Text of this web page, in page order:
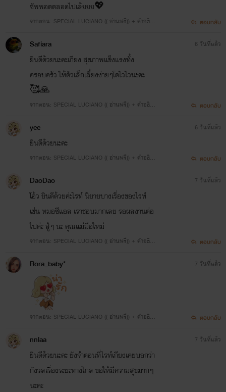
ซัพพอตตลอดไปเล้ยยย💖
จากตอน: SPECIAL LUCIANO (( อ่านฟรี)) + คำอธิบ
ตอบกลับ
Safiara
ยินดีด้วยนะคะเกียง สุขภาพแข็งแรงทั้ง
ครอบครัว ให้ตัวเล็กเลี้ยงง่ายๆโตไวไวนะคะ
🥰🙏
จากตอน: SPECIAL LUCIANO (( อ่านฟรี)) + คำอธิบ
6 วันที่แล้ว
ตอบกลับ
yee
ยินดีด้วยนะคะ
จากตอน: SPECIAL LUCIANO (( อ่านฟรี)) + คำอธิบ
6 วันที่แล้ว
ตอบกลับ
DaoDao
โอ้ว ยินดีด้วยค่ะไรท์ นิยายบางเรื่องของไรท์
เช่น หมอซีแอล เราชอบมากเลย รอผลงานต่อ
ไปค่ะ สู้ๆ นะ คุณแม่มือใหม่
จากตอน: SPECIAL LUCIANO (( อ่านฟรี)) + คำอธิบ
7 วันที่แล้ว
ตอบกลับ
Rora_baby*
จากตอน: SPECIAL LUCIANO (( อ่านฟรี)) + คำอธิบ
7 วันที่แล้ว
ตอบกลับ
nnlaa
ยินดีด้วยนะคะ ยังจำตอนที่ไรท์เกียงเคยบอกว่า
กังวลเรื่องระยะทางไกล ขอให้มีความสุขมากๆ
นะคะ
7 วันที่แล้ว